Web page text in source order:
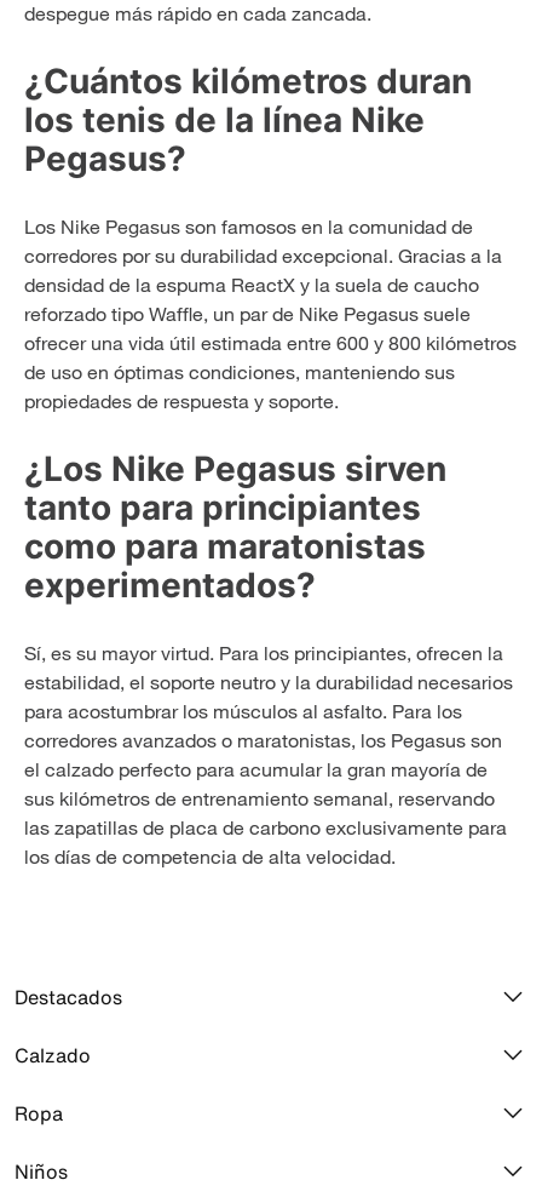
despegue más rápido en cada zancada.
¿Cuántos kilómetros duran
los tenis de la línea Nike
Pegasus?
Los Nike Pegasus son famosos en la comunidad de
corredores por su durabilidad excepcional. Gracias a la
densidad de la espuma ReactX y la suela de caucho
reforzado tipo Waffle, un par de Nike Pegasus suele
ofrecer una vida útil estimada entre 600 y 800 kilómetros
de uso en óptimas condiciones, manteniendo sus
propiedades de respuesta y soporte.
¿Los Nike Pegasus sirven
tanto para principiantes
como para maratonistas
experimentados?
Sí, es su mayor virtud. Para los principiantes, ofrecen la
estabilidad, el soporte neutro y la durabilidad necesarios
para acostumbrar los músculos al asfalto. Para los
corredores avanzados o maratonistas, los Pegasus son
el calzado perfecto para acumular la gran mayoría de
sus kilómetros de entrenamiento semanal, reservando
las zapatillas de placa de carbono exclusivamente para
los días de competencia de alta velocidad.
Destacados
Air Max 270
Air Max 90
Calzado
Todo el calzado
Ropa
Toda la ropa
Niños